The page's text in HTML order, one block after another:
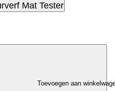
Mat Tester
Toevoegen aan